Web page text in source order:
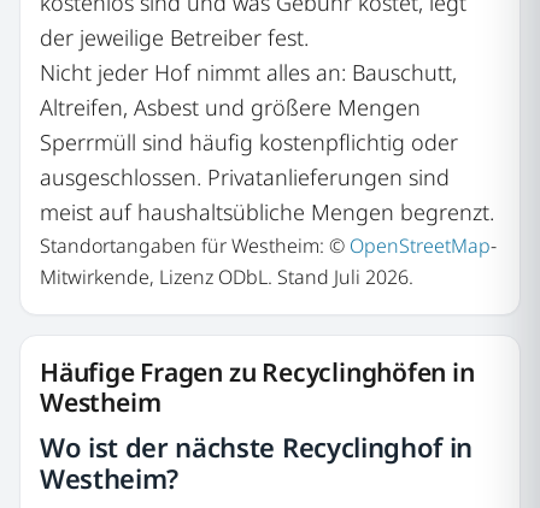
der jeweilige Betreiber fest.
Nicht jeder Hof nimmt alles an: Bauschutt,
Altreifen, Asbest und größere Mengen
Sperrmüll sind häufig kostenpflichtig oder
ausgeschlossen. Privatanlieferungen sind
meist auf haushaltsübliche Mengen begrenzt.
Standortangaben für Westheim: © OpenStreetMap-
Mitwirkende, Lizenz ODbL. Stand Juli 2026.
Häufige Fragen zu Recyclinghöfen in
Westheim
Wo ist der nächste Recyclinghof in
Westheim?